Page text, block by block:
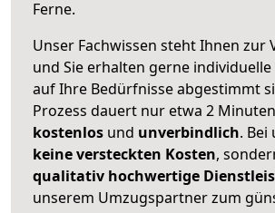
Ferne.
Unser Fachwissen steht Ihnen zur
und Sie erhalten gerne
auf Ihre Bedürfnisse abgestimmt
Prozess dauert nur etwa 2
kostenlos und unverbindlich. Bei
keine versteckten Kosten,
qualitativ hochwertige
unserem Umzugspartner zum